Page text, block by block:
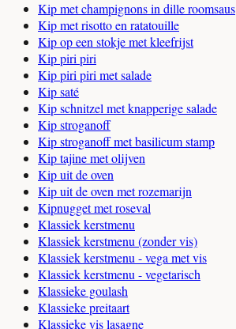
Kip met champignons in dille roomsaus
Kip met risotto en ratatouille
Kip op een stokje met kleefrijst
Kip piri piri
Kip piri piri met salade
Kip saté
Kip schnitzel met knapperige salade
Kip stroganoff
Kip stroganoff met basilicum stamp
Kip tajine met olijven
Kip uit de oven
Kip uit de oven met rozemarijn
Kipnugget met roseval
Klassiek kerstmenu
Klassiek kerstmenu (zonder vis)
Klassiek kerstmenu - vega met vis
Klassiek kerstmenu - vegetarisch
Klassieke goulash
Klassieke preitaart
Klassieke vis lasagne